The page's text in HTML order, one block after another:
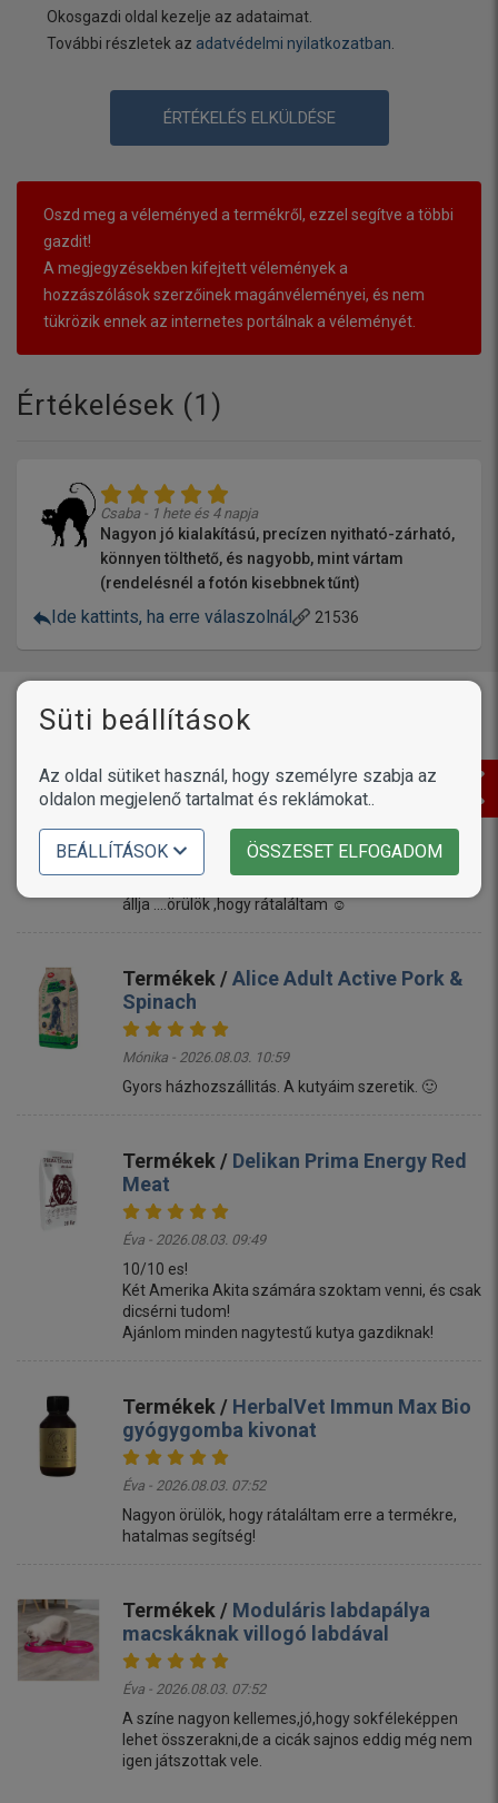
Okosgazdi oldal kezelje az adataimat.
További részletek az adatvédelmi nyilatkozatban
ÉRTÉKELÉS ELKÜLDÉSE
Oszd meg a véleményed a termékről, ezzel segítve a többi
gazdit!
A megjegyzésekben kifejtett vélemények a
hozzászólások szerzőinek magánvéleményei, és nem
tükrözik ennek az internetes portálnak a véleményét.
Értékelések (1 )
Csaba - 1 hete és 4 napja
Nagyon jó kialakítású, precízen nyitható-zárható,
könnyen tölthető, és nagyobb, mint vártam
(rendelésnél a fotón kisebbnek tűnt)
Ide kattints, ha erre válaszolnál 21536
Vásárlóink írták
Termékek /Petosan ujjra húzható
fogtisztító kendő
Linda - 2026.08.03. 11:17
állja ....örülök ,hogy rátaláltam ☺️
Termékek /Alice Adult Active Pork &
Spinach
Mónika - 2026.08.03. 10:59
Gyors házhozszállitás. A kutyáim szeretik. 🙂
Termékek / Delikan Prima Energy Red
Meat
Éva - 2026.08.03. 09:49
10/10 es!
Két Amerika Akita számára szoktam venni, és csak
dicsérni tudom!
Ajánlom minden nagytestű kutya gazdiknak!
Termékek / HerbalVet Immun Max Bio
gyógygomba kivonat
Éva - 2026.08.03. 07:52
Nagyon örülök, hogy rátaláltam erre a termékre,
hatalmas segítség!
Termékek / Moduláris labdapálya
macskáknak villogó labdával
Éva - 2026.08.03. 07:52
A színe nagyon kellemes,jó,hogy sokféleképpen
lehet összerakni,de a cicák sajnos eddig még nem
igen játszottak vele.
Süti beállítások
Az oldal sütiket használ, hogy személyre szabja az
oldalon megjelenő tartalmat és reklámokat..
BEÁLLÍTÁSOK ÖSSZESET ELFOGADOM